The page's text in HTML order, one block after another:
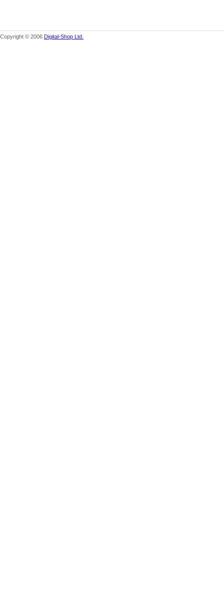
Copyright © 2006 Digital-Shop Ltd.